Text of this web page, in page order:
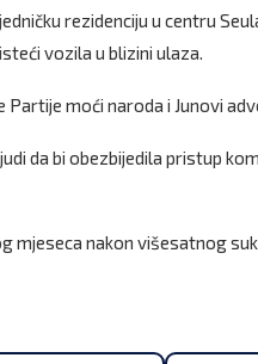
rezidenciju u centru
vozila u blizini ulaza.
moći naroda i Junovi
da bi obezbijedila pristup
mjeseca nakon višesatnog